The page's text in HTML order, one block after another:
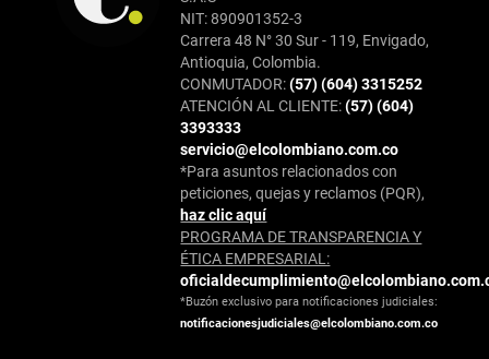
NIT: 890901352-3
Carrera 48 N° 30 Sur - 119, Envigado,
Antioquia, Colombia.
CONMUTADOR:(57) (604) 3315252
ATENCIÓN AL CLIENTE:(57) (604)
3393333
servicio@elcolombiano.com.co
*Para asuntos relacionados con
peticiones, quejas y reclamos (PQR),
haz clic aquí
PROGRAMA DE TRANSPARENCIA Y
ÉTICA EMPRESARIAL:
*Buzón exclusivo para notificaciones judiciales:
notificacionesjudiciales@elcolombiano.com.co